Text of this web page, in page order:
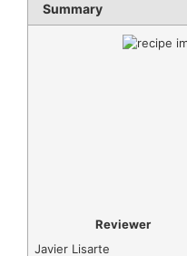
Summary
Reviewer
Javier Lisarte